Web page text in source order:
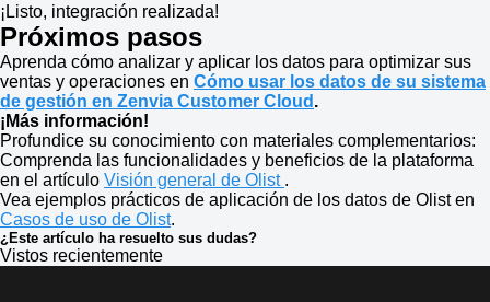
¡Listo, integración realizada!
Próximos pasos
Aprenda cómo analizar y aplicar los datos para optimizar sus
ventas y operaciones en Cómo usar los datos de su sistema
de gestión en Zenvia Customer Cloud .
¡Más información!
Profundice su conocimiento con materiales complementarios:
Comprenda las funcionalidades y beneficios de la plataforma
en el artículo Visión general de Olist .
Vea ejemplos prácticos de aplicación de los datos de Olisten
Casos de uso de Olist.
¿Este artículo ha resuelto sus dudas?
Vistos recientemente